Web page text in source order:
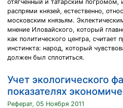
отягченный и татарским
распрями князей, естественно,
московским князьям.
мнение Иловайского, который
как политического центра, считает
инстинкта: народ, который
должен был сплотиться.
Учет экологического
показателях
Реферат, 05 Ноября 2011